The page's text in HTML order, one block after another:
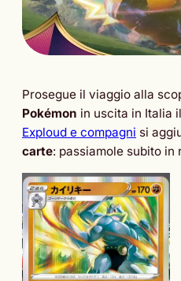
Prosegue il viaggio alla
Pokémon in uscita in Italia il
Exploud e compagni si
carte: passiamole subito in